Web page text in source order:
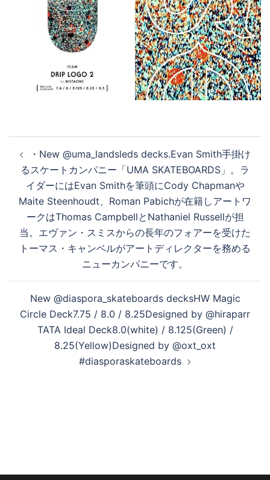
稿
ナ
ビ
ー
シ
ン
・New @uma_landsleds decks.Evan Smith手掛け
るスケートカンパニー「UMA SKATEBOARDS」。ラ
イダーにはEvan Smithを筆頭にCody Chapmanや
Maite Steenhoudt、Roman Pabichが在籍しアートワ
ークはThomas CampbellとNathaniel Russellが担
当。エヴァン・スミスからの長年のフォアーを受けた
トーマス・キャンベルがアートディレクターを務める
ニューカンパニーです。
New @diaspora_skateboards decksHW Magic
Circle Deck7.75 / 8.0 / 8.25Designed by @hiraparr
TATA Ideal Deck8.0(white) / 8.125(Green) /
8.25(Yellow)Designed by @oxt_oxt
#diasporaskateboards